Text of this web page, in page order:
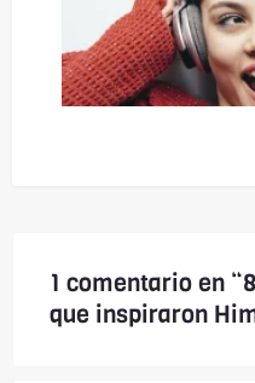
1 comentario en
que inspiraron